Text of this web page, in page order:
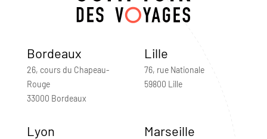
Bordeaux
26, cours du Chapeau-
Rouge
33000 Bordeaux
Lille
76, rue Nationale
59800 Lille
Lyon Marseille